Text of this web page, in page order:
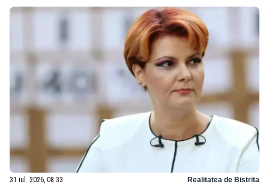
31 iul. 2026, 08:33 Realitatea de Bistrita